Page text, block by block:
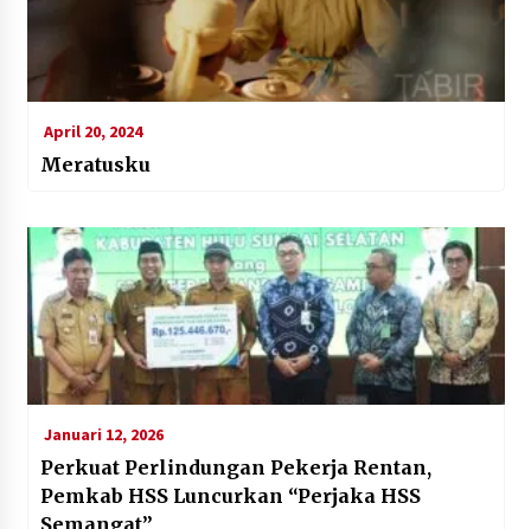
April 20, 2024
Meratusku
Januari 12, 2026
Perkuat Perlindungan Pekerja Rentan,
Pemkab HSS Luncurkan “Perjaka HSS
Semangat”